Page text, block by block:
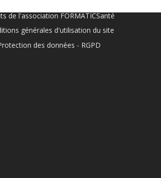
de l'association FORMATICSanté
générales d'utilisation du site
des données - RGPD